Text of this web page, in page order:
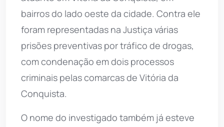
bairros do lado oeste da cidade. Contra ele
foram representadas na Justiça várias
prisões preventivas por tráfico de drogas,
com condenação em dois processos
criminais pelas comarcas de Vitória da
Conquista.
O nome do investigado também já esteve